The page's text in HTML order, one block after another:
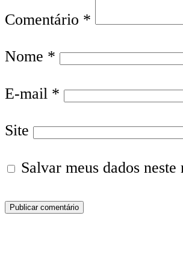
Comentário *
Nome *
E-mail *
Site
Salvar meus dados